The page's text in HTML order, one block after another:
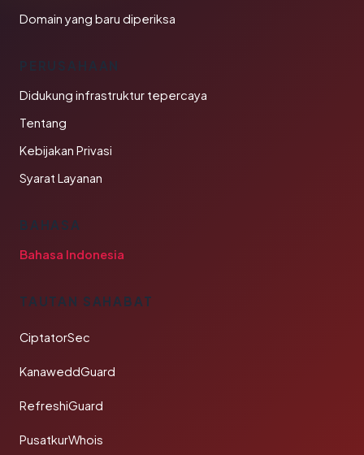
Domain yang baru diperiksa
PERUSAHAAN
Didukung infrastruktur tepercaya
Tentang
Kebijakan Privasi
Syarat Layanan
BAHASA
Bahasa Indonesia
TAUTAN SAHABAT
CiptatorSec
KanaweddGuard
RefreshiGuard
PusatkurWhois